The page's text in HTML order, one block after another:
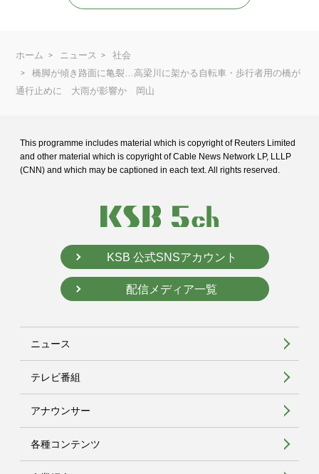
ホーム ニュース
社会
橋脚が傾き路面に亀裂…高梁川に架かる自転車・歩行者用の橋が
通行止めに 大雨が影響か 岡山
This programme includes material which is copyright of Reuters Limited
and other material which is copyright of Cable News Network LP, LLLP
(CNN) and which may be captioned in each text. All rights reserved.
KSB 公式SNSアカウント
配信メディア一覧
ニュース
テレビ番組
アナウンサー
各種コンテンツ